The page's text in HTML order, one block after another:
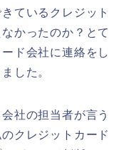
ているクレジット
かったのか？とて
ド会社に連絡をし
した。
社の担当者が言う
クレジットカード